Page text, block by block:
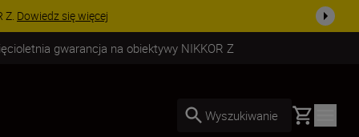
już dzisiaj!KUP TERAZ
gwarancja na obiektywy NIKKOR Z
Wyszukiwanie Basket